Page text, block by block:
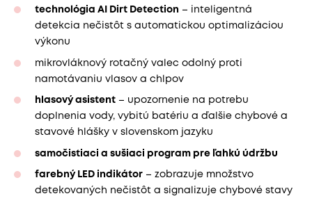
technológia AI Dirt Detection – inteligentná
detekcia nečistôt s automatickou optimalizáciou
výkonu
mikrovláknový rotačný valec odolný proti
namotávaniu vlasov a chlpov
hlasový asistent – upozornenie na potrebu
doplnenia vody, vybitú batériu a ďalšie chybové a
stavové hlášky v slovenskom jazyku
samočistiaci a sušiaci program pre ľahkú údržbu
farebný LED indikátor – zobrazuje množstvo
detekovaných nečistôt a signalizuje chybové stavy